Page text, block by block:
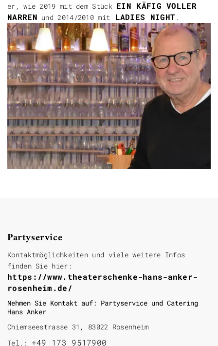
er, wie 2019 mit dem Stück EIN KÄFIG VOLLER
NARREN und 2014/2010 mit LADIES NIGHT.
Partyservice
Kontaktmöglichkeiten und viele weitere Infos
finden Sie hier:
https://www.theaterschenke-hans-anker-
rosenheim.de/
Nehmen Sie Kontakt auf: Partyservice und Catering
Hans Anker
Chiemseestrasse 31, 83022 Rosenheim
Tel.: +49 173 9517900